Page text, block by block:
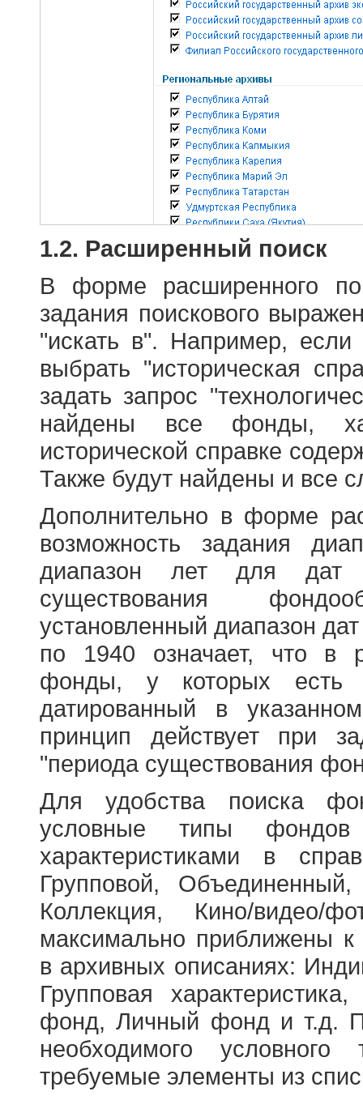
1.2. Расширенный поиск
В форме расширенного
задания поискового
"искать в". Например,
выбрать "историческая
задать запрос
найдены все фонды,
исторической справке
Также будут найдены и все
Дополнительно в форме
возможность задания
диапазон лет для
существования
установленный диапазон
по 1940 означает, что в
фонды, у которых есть
датированный в
принцип действует при
"периода существования
Для удобства поиска
условные типы
характеристиками в
Групповой,
Коллекция, Кино/
максимально приближены
в архивных описаниях:
Групповая
фонд, Личный фонд и т.д.
необходимого
требуемые элементы из